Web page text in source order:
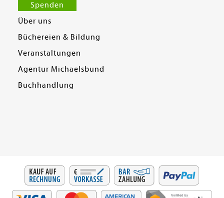
Spenden
Über uns
Büchereien & Bildung
Veranstaltungen
Agentur Michaelsbund
Buchhandlung